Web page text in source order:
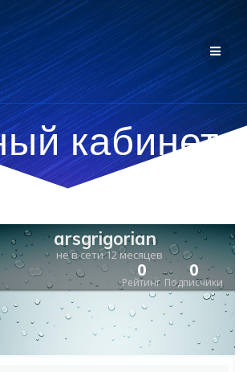
кабинет
arsgrigorian
не в сети 12 месяцев
Рейтинг
0
Подписчики
0